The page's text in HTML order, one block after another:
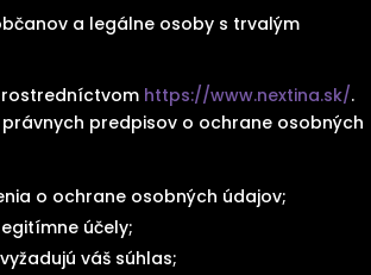
a legálne osoby s trvalým
https://www.nextina.sk/.
predpisov o ochrane osobných
o ochrane osobných údajov;
účely;
váš súhlas;